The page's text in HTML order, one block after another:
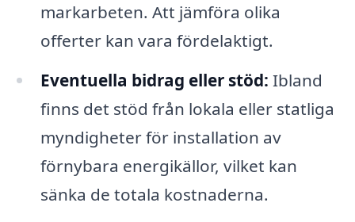
markarbeten. Att jämföra olika
offerter kan vara fördelaktigt.
Eventuella bidrag eller stöd: Ibland
finns det stöd från lokala eller statliga
myndigheter för installation av
förnybara energikällor, vilket kan
sänka de totala kostnaderna.